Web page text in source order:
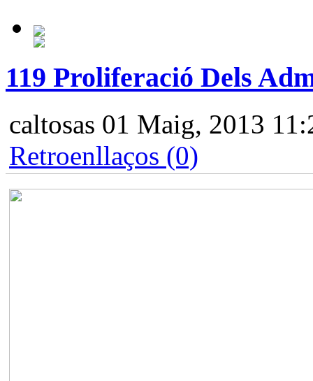
119 Proliferació Dels
caltosas 01 Maig, 2013
Retroenllaços (0)